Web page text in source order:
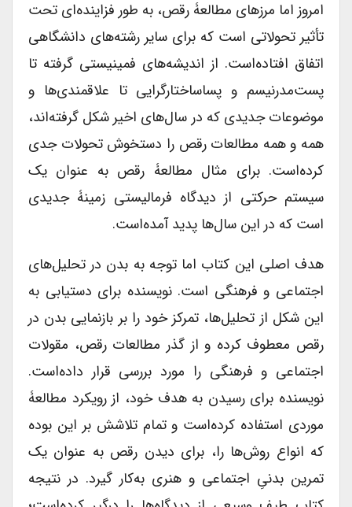
امروز اما مرزهای مطالعۀ رقص، به طور فزاینده‌ای تحت
تأثیر تحولاتی است که برای سایر رشته‌های دانشگاهی
اتفاق افتاده‌است. از اندیشه‌های فمینیستی گرفته تا
پست‌مدرنیسم و پساساختارگرایی تا علاقمندی‌ها و
موضوعات جدیدی که در سال‌های اخیر شکل گرفته‌اند،
همه و همه مطالعات رقص را دستخوش تحولات جدی
کرده‌است. برای مثال مطالعۀ رقص به عنوان یک
سیستم حرکتی از دیدگاه فرمالیستی زمینۀ جدیدی
است که در این سال‌ها پدید آمده‌است.
هدف اصلی این کتاب اما توجه به بدن در تحلیل‌های
اجتماعی و فرهنگی است. نویسنده برای دستیابی به
این شکل از تحلیل‌ها، تمرکز خود را بر بازنمایی بدن در
رقص معطوف کرده و از گذر مطالعات رقص، مقولات
اجتماعی و فرهنگی را مورد بررسی قرار داده‌است.
نویسنده برای رسیدن به هدف خود، از رویکرد مطالعۀ
موردی استفاده کرده‌است و تمام تلاشش بر این بوده
که انواع روش‌ها را، برای دیدن رقص به عنوان یک
تمرین بدنیِ اجتماعی و هنری به‌کار گیرد. در نتیجه